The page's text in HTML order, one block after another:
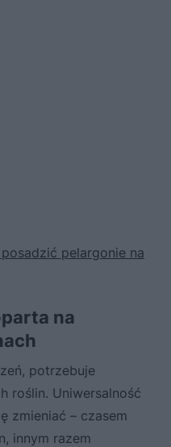
pelargonie na
na
potrzebuje
roślin. Uniwersalność
zmieniać – czasem
innym razem